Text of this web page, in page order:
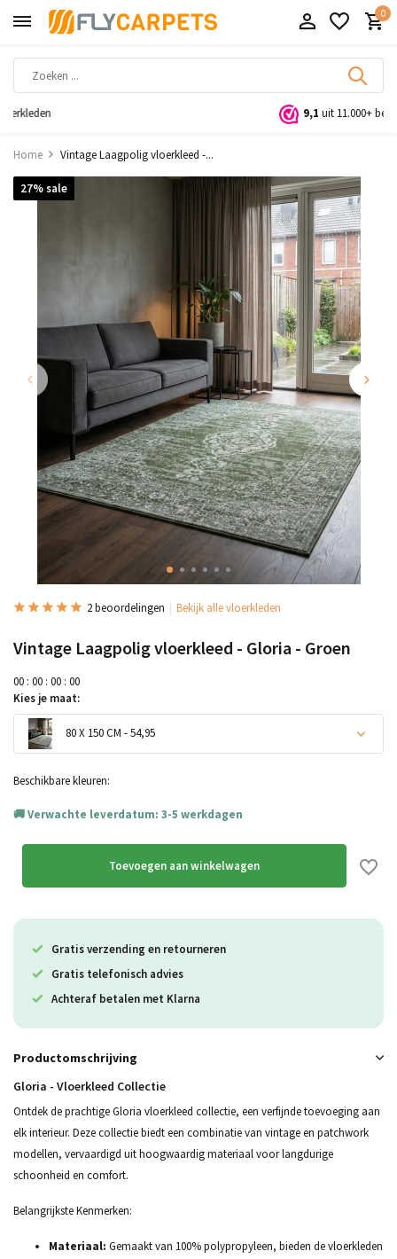
0
uit 11.000+ beoordelingen
Home Vintage Laagpolig vloerkleed -...
27% sale
2 beoordelingen Bekijk alle vloerkleden
Vintage Laagpolig vloerkleed - Gloria - Groen
00 : 00 : 00 : 00
Kies je maat:
80 X 150 CM - 54,95
Beschikbare kleuren:
Verwachte leverdatum: 3-5 werkdagen
Toevoegen aan winkelwagen
Gratis verzending en retourneren
Gratis telefonisch advies
Achteraf betalen met Klarna
Productomschrijving
Gloria - Vloerkleed Collectie
Ontdek de prachtige Gloria vloerkleed collectie, een verfijnde toevoeging aan
elk interieur. Deze collectie biedt een combinatie van vintage en patchwork
modellen, vervaardigd uit hoogwaardig materiaal voor langdurige
schoonheid en comfort.
Belangrijkste Kenmerken:
Materiaal: Gemaakt van 100% polypropyleen, bieden de vloerkleden